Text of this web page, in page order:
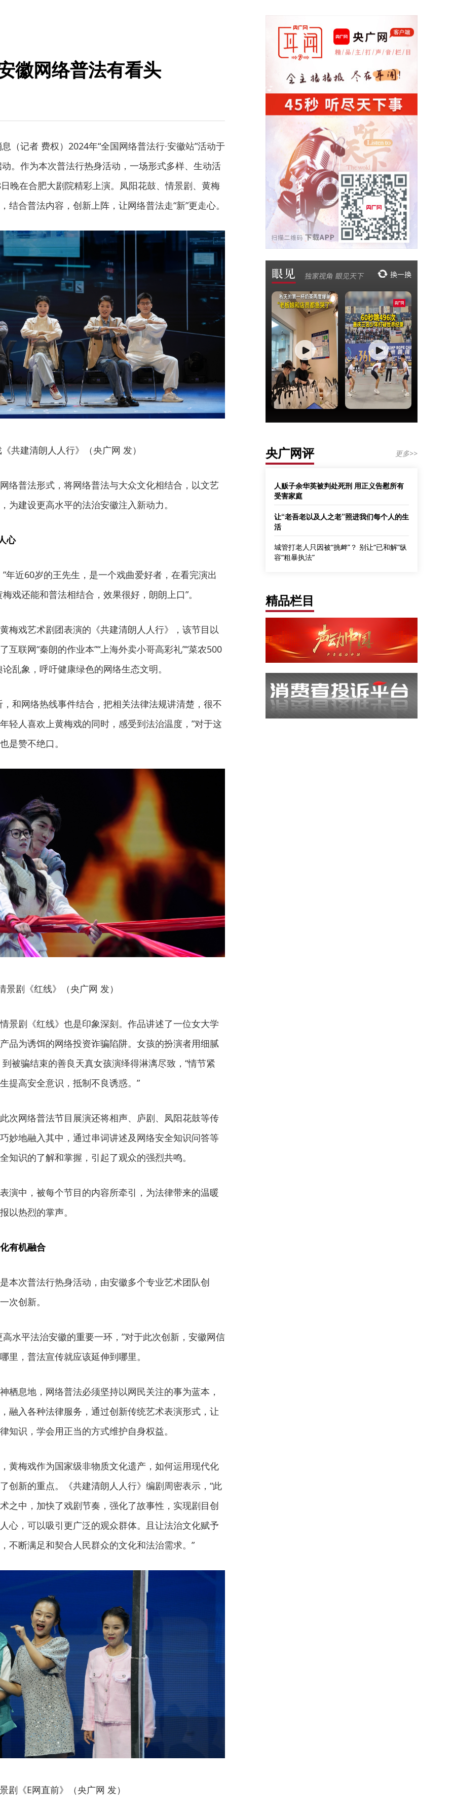
徽网络普法有看头
（记者 费权）2024年“全国网络普法行·安徽站”活动于
。作为本次普法行热身活动，一场形式多样、生动活
晚在合肥大剧院精彩上演。凤阳花鼓、情景剧、黄梅
结合普法内容，创新上阵，让网络普法走“新”更走心。
共建清朗人人行》（央广网 发）
络普法形式，将网络普法与大众文化相结合，以文艺
为建设更高水平的法治安徽注入新动力。
心
年近60岁的王先生，是一个戏曲爱好者，在看完演出
戏还能和普法相结合，效果很好，朗朗上口”。
梅戏艺术剧团表演的《共建清朗人人行》，该节目以
互联网“秦朗的作业本”“上海外卖小哥高彩礼”“菜农500
乱象，呼吁健康绿色的网络生态文明。
和网络热线事件结合，把相关法律法规讲清楚，很不
轻人喜欢上黄梅戏的同时，感受到法治温度，”对于这
是赞不绝口。
景剧《红线》（央广网 发）
景剧《红线》也是印象深刻。作品讲述了一位女大学
品为诱饵的网络投资诈骗陷阱。女孩的扮演者用细腻
被骗结束的善良天真女孩演绎得淋漓尽致，“情节紧
提高安全意识，抵制不良诱惑。”
次网络普法节目展演还将相声、庐剧、凤阳花鼓等传
妙地融入其中，通过串词讲述及网络安全知识问答等
知识的了解和掌握，引起了观众的强烈共鸣。
演中，被每个节目的内容所牵引，为法律带来的温暖
以热烈的掌声。
有机融合
本次普法行热身活动，由安徽多个专业艺术团队创
次创新。
水平法治安徽的重要一环，”对于此次创新，安徽网信
里，普法宣传就应该延伸到哪里。
栖息地，网络普法必须坚持以网民关注的事为蓝本，
融入各种法律服务，通过创新传统艺术表演形式，让
知识，学会用正当的方式维护自身权益。
黄梅戏作为国家级非物质文化遗产，如何运用现代化
创新的重点。《共建清朗人人行》编剧周密表示，“此
之中，加快了戏剧节奏，强化了故事性，实现剧目创
心，可以吸引更广泛的观众群体。且让法治文化赋予
不断满足和契合人民群众的文化和法治需求。”
剧《E网直前》（央广网 发）
央广网评 更多>>
人贩子余华英被判处死刑 用正义告慰所有
受害家庭
让“老吾老以及人之老”照进我们每个人的生
活
城管打老人只因被“挑衅”？ 别让“已和解”纵
容“粗暴执法”
精品栏目